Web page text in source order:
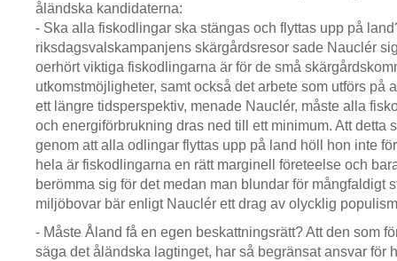
åländska kandidaterna:
- Ska alla fiskodlingar ska stängas och flyttas upp på
riksdagsvalskampanjens skärgårdsresor sade Nauclér
oerhört viktiga fiskodlingarna är för de små
utkomstmöjligheter, samt också det arbete som utförs på
ett längre tidsperspektiv, menade Nauclér, måste alla
och energiförbrukning dras ned till ett minimum. Att detta
genom att alla odlingar flyttas upp på land höll hon inte
hela är fiskodlingarna en rätt marginell företeelse och
berömma sig för det medan man blundar för mångfaldigt
miljöbovar bär enligt Nauclér ett drag av olycklig
- Måste Åland få en egen beskattningsrätt? Att den som
säga det åländska lagtinget, har så begränsat ansvar för